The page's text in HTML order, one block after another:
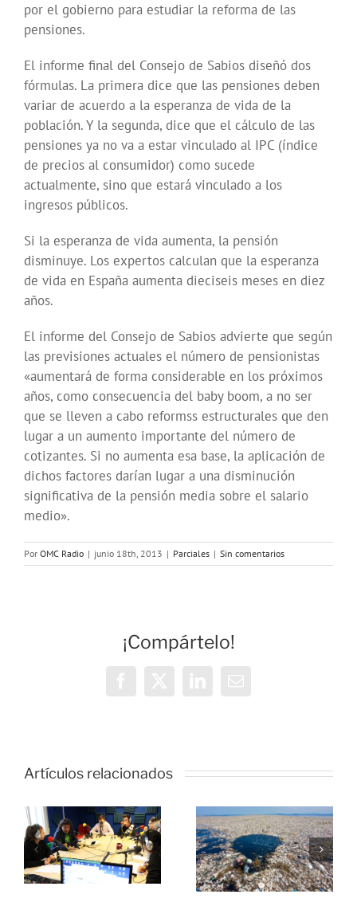
por el gobierno para estudiar la reforma de las
pensiones.
El informe final del Consejo de Sabios diseñó dos
fórmulas. La primera dice que las pensiones deben
variar de acuerdo a la esperanza de vida de la
población. Y la segunda, dice que el cálculo de las
pensiones ya no va a estar vinculado al IPC (índice
de precios al consumidor) como sucede
actualmente, sino que estará vinculado a los
ingresos públicos.
Si la esperanza de vida aumenta, la pensión
disminuye. Los expertos calculan que la esperanza
de vida en España aumenta dieciseis meses en diez
años.
El informe del Consejo de Sabios advierte que según
las previsiones actuales el número de pensionistas
«aumentará de forma considerable en los próximos
años, como consecuencia del baby boom, a no ser
que se lleven a cabo reformss estructurales que den
lugar a un aumento importante del número de
cotizantes. Si no aumenta esa base, la aplicación de
dichos factores darían lugar a una disminución
significativa de la pensión media sobre el salario
medio».
Por OMC Radio | junio 18th, 2013 | Parciales | Sin comentarios
¡Compártelo!
Artículos relacionados
No te
conviertas
en Plástico
Cursos
gratuitos de